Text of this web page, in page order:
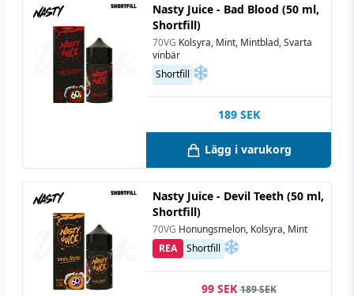
Nasty Juice - Bad Blood (50 ml,
Shortfill)
70VG Kolsyra, Mint, Mintblad, Svarta
vinbär
Shortfill
189 SEK
Lägg i varukorg
Nasty Juice - Devil Teeth (50 ml,
Shortfill)
70VG Honungsmelon, Kolsyra, Mint
Shortfill
REA
99 SEK 189 SEK